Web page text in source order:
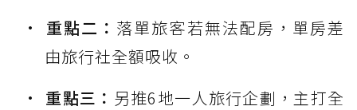
重點二： 落單旅客若無法配房，單房差
由旅行社全額吸收。
重點三： 另推6地一人旅行企劃，主打全